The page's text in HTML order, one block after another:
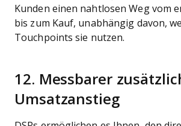
Kunden einen nahtlosen Weg vom
bis zum Kauf, unabhängig davon,
Touchpoints sie nutzen.
12. Messbarer
Umsatzanstieg